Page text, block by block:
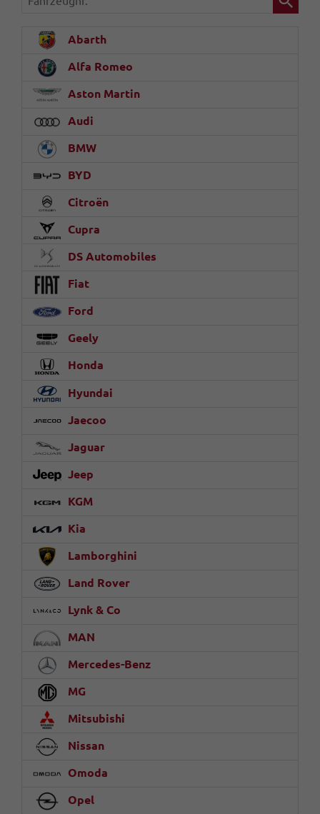
Abarth
Alfa Romeo
Aston Martin
Audi
BMW
BYD
Citroën
Cupra
DS Automobiles
Fiat
Ford
Geely
Honda
Hyundai
Jaecoo
Jaguar
Jeep
KGM
Kia
Lamborghini
Land Rover
Lynk & Co
MAN
Mercedes-Benz
MG
Mitsubishi
Nissan
Omoda
Opel